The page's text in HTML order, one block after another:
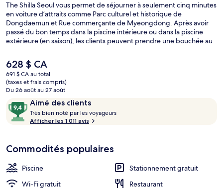
The Shilla Seoul vous permet de séjourner à seulement cinq minutes
en voiture d’attraits comme Parc culturel et historique de
Dongdaemun et Rue commerçante de Myeongdong. Après avoir
passé du bon temps dans la piscine intérieure ou dans la piscine
extérieure (en saison), les clients peuvent prendre une bouchée au
qui est ouvert pour le dîner et le souper. Un bar attenant à la piscine,
un centre d’entraînement physique et une baignoire à remous sont
d’autres commodités offertes à hôtel de luxe. Les autres voyageurs
apprécient vraiment le personnel serviable et l’état général de
l’hébergement. L’hébergement se situe à quelques minutes de
marche du transport en commun : Station Dongguk University se
trouve à 9 minutes et Station Yaksu est à 11 minutes.
Le
prix
actuel
est
de 628 $ CA
628 $ CA
691 $ CA au total
(taxes et frais compris)
Du 26 août au 27 août
Avis Aimé des clients
9,4
sur
10,
clients
Très bien noté par les voyageurs
i
e
n
Afficher les 1 011 avis
Commodités populaires
Piscine
Stationnement gratuit
Wi-Fi gratuit
Restaurant